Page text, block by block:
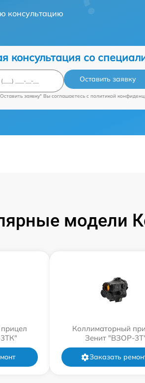
консультацию
консультация со
Оставить заявку
заявку" Вы соглашаетесь c политикой
модели
Коллиматорный
Зенит "ВЗОР-
Заказать